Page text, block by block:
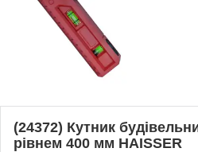
(24372) Кутник
рівнем 400 мм HAISSER